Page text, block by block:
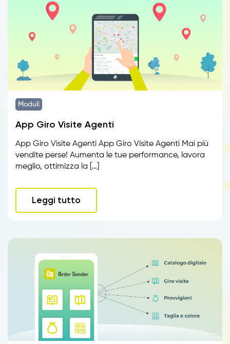
Moduli
App Giro Visite Agenti
App Giro Visite Agenti App Giro Visite Agenti Mai più
vendite perse! Aumenta le tue performance, lavora
meglio, ottimizza la […]
Leggi tutto